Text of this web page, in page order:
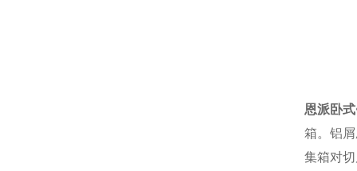
恩派卧
箱。铝
集箱对